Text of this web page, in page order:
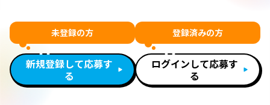
未登録の方
新規登録して応募す
る
登録済みの方
ログインして応募す
る